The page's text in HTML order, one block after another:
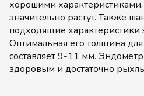
хорошими
значительно растут. Также
подходящие характеристики
Оптимальная его толщина
составляет 9-11 мм.
здоровым и достаточно